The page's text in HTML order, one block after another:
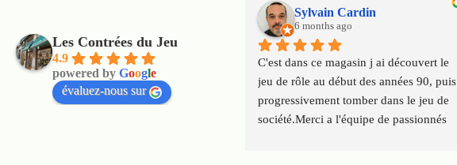
Les Contrées du Jeu
4.9
powered by Google
évaluez-nous sur
Sylvain Cardin
6 months ago
C'est dans ce magasin j ai découvert le
jeu de rôle au début des années 90, puis
progressivement tomber dans le jeu de
société.Merci a l'équipe de passionnés